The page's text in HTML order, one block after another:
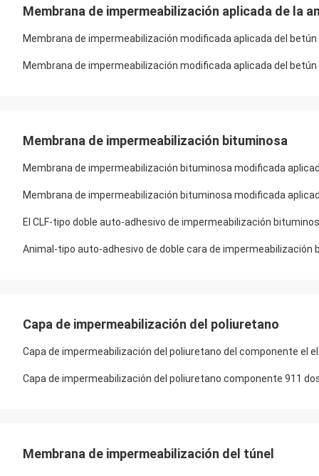
Membrana de impermeabilización aplicada de la
Membrana de impermeabilización modificada aplicada del
Membrana de impermeabilización modificada aplicada del
Membrana de impermeabilización bituminosa
Membrana de impermeabilización bituminosa modificada
Membrana de impermeabilización bituminosa modificada
El CLF-tipo doble auto-adhesivo de impermeabilización
Animal-tipo auto-adhesivo de doble cara de
Capa de impermeabilización del poliuretano
Capa de impermeabilización del poliuretano del componente el
Capa de impermeabilización del poliuretano componente 911
Membrana de impermeabilización del túnel